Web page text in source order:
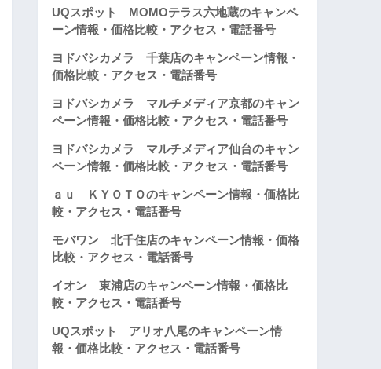
UQスポット MOMOテラス六地蔵のキャンペ
ーン情報・価格比較・アクセス・電話番号
ヨドバシカメラ 千葉店のキャンペーン情報・
価格比較・アクセス・電話番号
ヨドバシカメラ マルチメディア京都のキャン
ペーン情報・価格比較・アクセス・電話番号
ヨドバシカメラ マルチメディア仙台のキャン
ペーン情報・価格比較・アクセス・電話番号
ａｕ ＫＹＯＴＯのキャンペーン情報・価格比
較・アクセス・電話番号
モバワン 北千住店のキャンペーン情報・価格
比較・アクセス・電話番号
イオン 東浦店のキャンペーン情報・価格比
較・アクセス・電話番号
UQスポット アリオ八尾のキャンペーン情
報・価格比較・アクセス・電話番号